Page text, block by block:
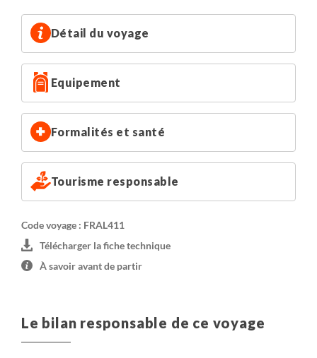
Détail du voyage
Equipement
Formalités et santé
Tourisme responsable
Code voyage : FRAL411
Télécharger la fiche technique
À savoir avant de partir
Le bilan responsable de ce voyage